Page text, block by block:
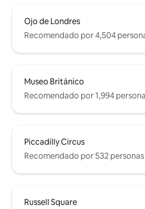
Ojo de Londres
Recomendado por 4,504
Museo Británico
Recomendado por 1,994
Piccadilly Circus
Recomendado por 532
Russell Square